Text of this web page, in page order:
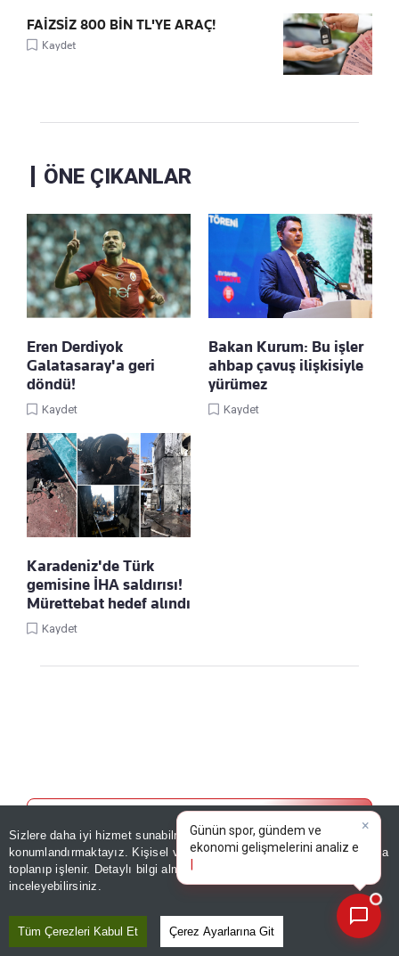
Sizlere daha iyi hizmet sunabilmek adına sitemizdeçerez
konumlandırmaktayız. Kişisel verileriniz, KVKK ve GDPR kapsamında
toplanıp işlenir. Detaylı bilgi almak için
inceleyebilirsiniz.
Tüm Çerezleri Kabul Et Çerez Ayarlarına Git
FAİZSİZ 800 BİN TL'YE ARAÇ!
Kaydet
ÖNE ÇIKANLAR
Eren Derdiyok
Galatasaray'a geri
döndü!
Kaydet
Bakan Kurum: Bu işler
ahbap çavuş ilişkisiyle
yürümez
Kaydet
Karadeniz'de Türk
gemisine İHA saldırısı!
Mürettebat hedef alındı
Kaydet
Linke Tıkla, Türkiye Gazetesi'ni Google
Favorilerine Ekle!
DÜNYA
Silah teslim büroları açıldı!
Irak'ta kayıt ve ruhsat işlemleri
×
Günün spor, gündem ve
ekonomi gelişmelerini analiz